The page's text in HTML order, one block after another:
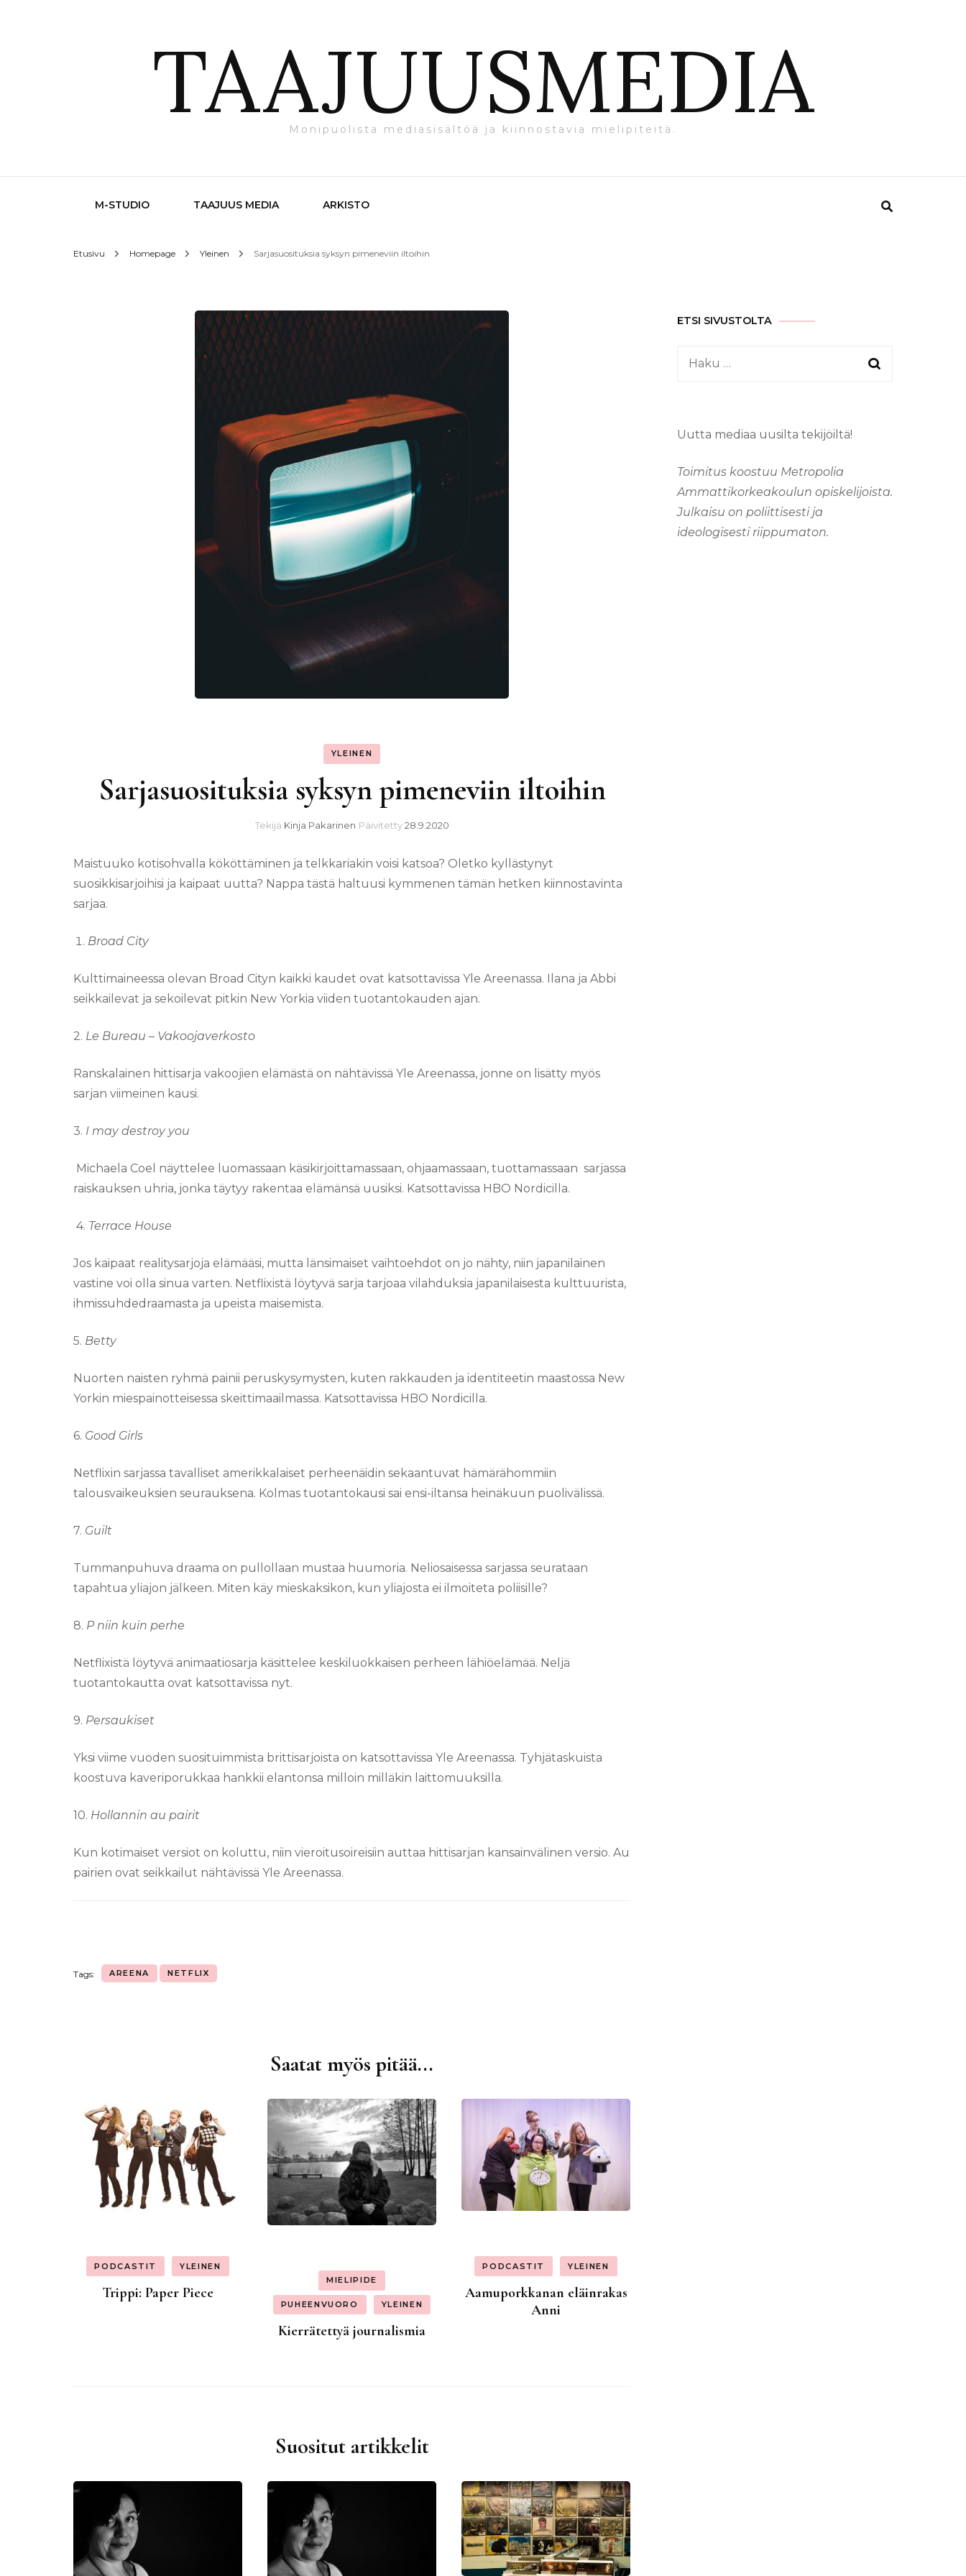
TAAJUUSMEDIA
Monipuolista mediasisältöä ja kiinnostavia mielipiteitä.
M-STUDIO TAAJUUS MEDIA ARKISTO
Etusivu Homepage Yleinen Sarjasuosituksia syksyn pimeneviin iltoihin
YLEINEN
Sarjasuosituksia syksyn pimeneviin iltoihin
Tekijä Kinja Pakarinen Päivitetty28.9.2020
Maistuuko kotisohvalla kököttäminen ja telkkariakin voisi katsoa? Oletko kyllästynyt
suosikkisarjoihisi ja kaipaat uutta? Nappa tästä haltuusi kymmenen tämän hetken kiinnostavinta
sarjaa.
Broad City
Kulttimaineessa olevan Broad Cityn kaikki kaudet ovat katsottavissa Yle Areenassa. Ilana ja Abbi
seikkailevat ja sekoilevat pitkin New Yorkia viiden tuotantokauden ajan.
2. Le Bureau – Vakoojaverkosto
Ranskalainen hittisarja vakoojien elämästä on nähtävissä Yle Areenassa, jonne on lisätty myös
sarjan viimeinen kausi.
3. I may destroy you
Michaela Coel näyttelee luomassaan käsikirjoittamassaan, ohjaamassaan, tuottamassaan sarjassa
raiskauksen uhria, jonka täytyy rakentaa elämänsä uusiksi. Katsottavissa HBO Nordicilla.
4. Terrace House
Jos kaipaat realitysarjoja elämääsi, mutta länsimaiset vaihtoehdot on jo nähty, niin japanilainen
vastine voi olla sinua varten. Netflixistä löytyvä sarja tarjoaa vilahduksia japanilaisesta kulttuurista,
ihmissuhdedraamasta ja upeista maisemista.
5. Betty
Nuorten naisten ryhmä painii peruskysymysten, kuten rakkauden ja identiteetin maastossa New
Yorkin miespainotteisessa skeittimaailmassa. Katsottavissa HBO Nordicilla.
6. Good Girls
Netflixin sarjassa tavalliset amerikkalaiset perheenäidin sekaantuvat hämärähommiin
talousvaikeuksien seurauksena. Kolmas tuotantokausi sai ensi-iltansa heinäkuun puolivälissä.
7. Guilt
Tummanpuhuva draama on pullollaan mustaa huumoria. Neliosaisessa sarjassa seurataan
tapahtua yliajon jälkeen. Miten käy mieskaksikon, kun yliajosta ei ilmoiteta poliisille?
8. P niin kuin perhe
Netflixistä löytyvä animaatiosarja käsittelee keskiluokkaisen perheen lähiöelämää. Neljä
tuotantokautta ovat katsottavissa nyt.
9. Persaukiset
Yksi viime vuoden suosituimmista brittisarjoista on katsottavissa Yle Areenassa. Tyhjätaskuista
koostuva kaveriporukkaa hankkii elantonsa milloin milläkin laittomuuksilla.
10. Hollannin au pairit
Kun kotimaiset versiot on koluttu, niin vieroitusoireisiin auttaa hittisarjan kansainvälinen versio. Au
pairien ovat seikkailut nähtävissä Yle Areenassa.
Tags: AREENA NETFLIX
Saatat myös pitää...
PODCASTIT YLEINEN
Trippi: Paper Piece
MIELIPIDE
PUHEENVUORO YLEINEN
Kierrätettyä journalismia
PODCASTIT YLEINEN
Aamuporkkanan eläinrakas
Anni
Suositut artikkelit
ETSI SIVUSTOLTA
Haku:
Uutta mediaa uusilta tekijöiltä!
Toimitus koostuu Metropolia
Ammattikorkeakoulun opiskelijoista.
Julkaisu on poliittisesti ja
ideologisesti riippumaton.